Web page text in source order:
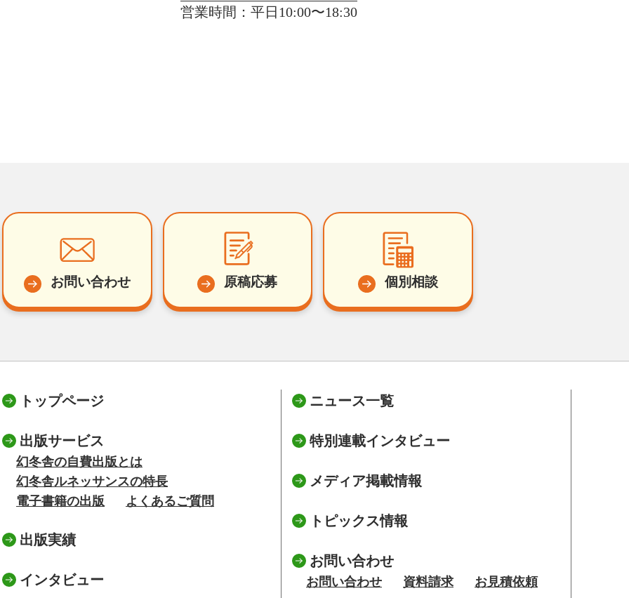
営業時間：平日10:00〜18:30
お問い合わせ 原稿応募 個別相談
トップページ
出版サービス
幻冬舎の自費出版とは
幻冬舎ルネッサンスの特長
電子書籍の出版
よくあるご質問
出版実績
インタビュー
ニュース一覧
特別連載インタビュー
メディア掲載情報
トピックス情報
お問い合わせ
お問い合わせ 資料請求 お見積依頼